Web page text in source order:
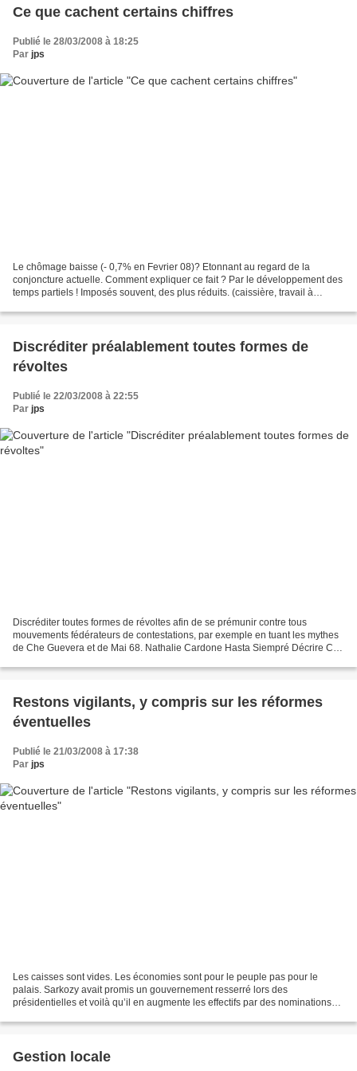
Ce que cachent certains chiffres
Publié le 28/03/2008 à 18:25
Par jps
Le chômage baisse (- 0,7% en Fevrier 08)? Etonnant au regard de la
conjoncture actuelle. Comment expliquer ce fait ? Par le développement des
temps partiels ! Imposés souvent, des plus réduits. (caissière, travail à
Discréditer préalablement toutes formes de
révoltes
Publié le 22/03/2008 à 22:55
Par jps
Discréditer toutes formes de révoltes afin de se prémunir contre tous
mouvements fédérateurs de contestations, par exemple en tuant les mythes
de Che Guevera et de Mai 68. Nathalie Cardone Hasta Siempré Décrire Ché
Restons vigilants, y compris sur les réformes
éventuelles
Publié le 21/03/2008 à 17:38
Par jps
Les caisses sont vides. Les économies sont pour le peuple pas pour le
palais. Sarkozy avait promis un gouvernement resserré lors des
présidentielles et voilà qu’il en augmente les effectifs par des nominations
Gestion locale